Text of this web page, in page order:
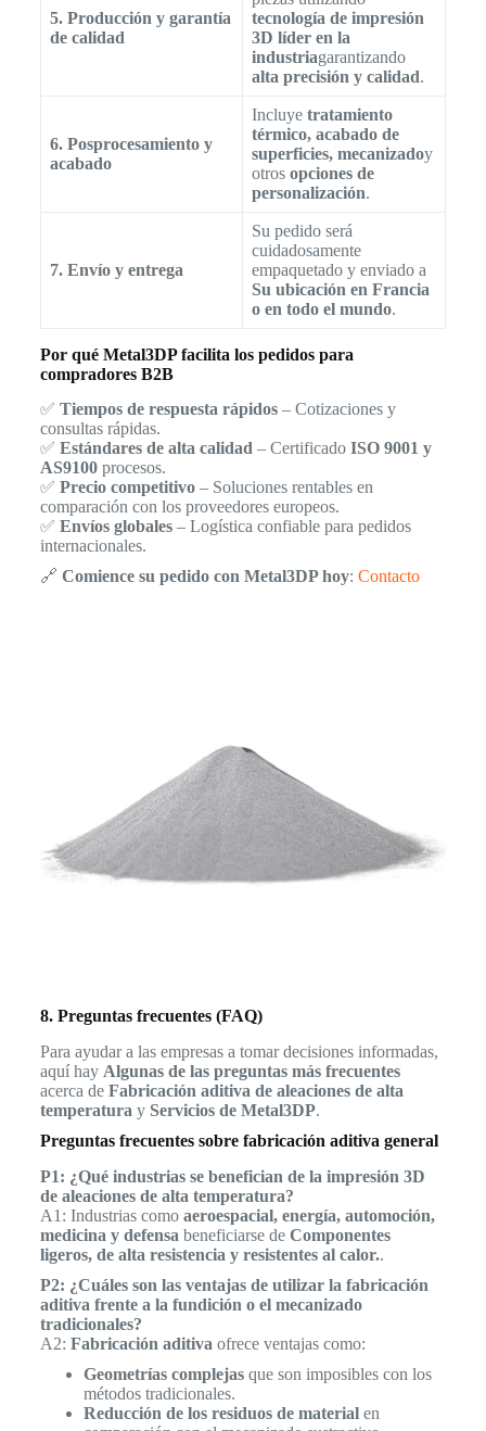
5. Producción y garantía
de calidad
tecnología de impresión
3D líder en la
industriagarantizando
alta precisión y calidad.
6. Posprocesamiento y
acabado
Incluye tratamiento
térmico, acabado de
superficies, mecanizadoy
otros opciones de
personalización.
7. Envío y entrega
Su pedido será
cuidadosamente
empaquetado y enviado a
Su ubicación en Francia
o en todo el mundo.
Por qué Metal3DP facilita los pedidos para
compradores B2B
✅ Tiempos de respuesta rápidos– Cotizaciones y
consultas rápidas.
✅ Estándares de alta calidad – Certificado ISO 9001 y
AS9100procesos.
✅ Precio competitivo– Soluciones rentables en
comparación con los proveedores europeos.
✅ Envíos globales– Logística confiable para pedidos
internacionales.
🔗 Comience su pedido con Metal3DP hoy: Contacto
8. Preguntas frecuentes (FAQ)
Para ayudar a las empresas a tomar decisiones informadas,
aquí hay Algunas de las preguntas más frecuentes
acerca de Fabricación aditiva de aleaciones de alta
temperatura y Servicios de Metal3DP.
Preguntas frecuentes sobre fabricación aditiva general
P1: ¿Qué industrias se benefician de la impresión 3D
de aleaciones de alta temperatura?
A1: Industrias como aeroespacial, energía, automoción,
medicina y defensa beneficiarse de Componentes
ligeros, de alta resistencia y resistentes al calor..
P2: ¿Cuáles son las ventajas de utilizar la fabricación
aditiva frente a la fundición o el mecanizado
tradicionales?
A2: Fabricación aditiva ofrece ventajas como:
Geometrías complejasque son imposibles con los
métodos tradicionales.
Reducción de los residuos de materialen